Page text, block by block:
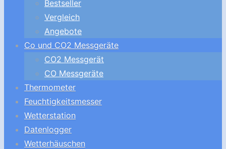
Bestseller
Vergleich
Angebote
Co und CO2 Messgeräte
CO2 Messgerät
CO Messgeräte
Thermometer
Feuchtigkeitsmesser
Wetterstation
Datenlogger
Wetterhäuschen